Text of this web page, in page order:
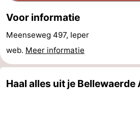
Terminal
Route
-
Parkeren
-
Kusttram
Reisboekenwinkel
Voor informatie
Meenseweg 497, Ieper
web. Meer informatie
Haal alles uit je